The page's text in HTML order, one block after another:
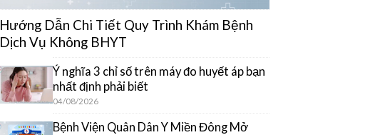
Hướng Dẫn Chi Tiết Quy Trình Khám Bệnh
Dịch Vụ Không BHYT
Ý nghĩa 3 chỉ số trên máy đo huyết áp bạn
nhất định phải biết
04/08/2026
Bệnh Viện Quân Dân Y Miền Đông Mở